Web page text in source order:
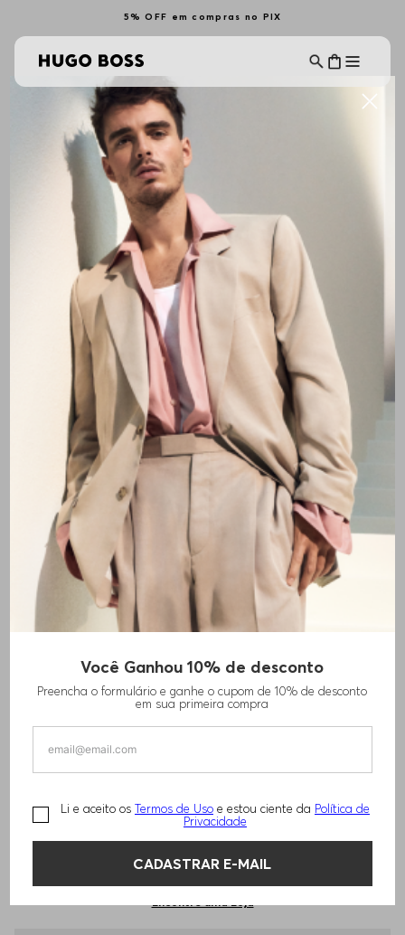
5% OFF em compras no PIX
Você Ganhou 10% de desconto
Preencha o formulário e ganhe o cupom de 10% de desconto
em sua primeira compra
Li e aceito os Termos de Uso e estou ciente da Política de
Privacidade
CADASTRAR E-MAIL
BONÉ DE ALGODÃO COM LOGO
Qual o seu Tamanho? Tabela de Tamanhos
ADICIONAR AO CARRINHO
Encontre uma Loja